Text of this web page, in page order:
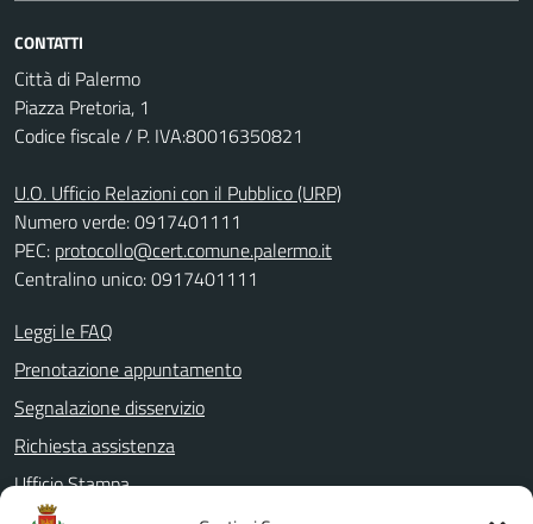
CONTATTI
Città di Palermo
Piazza Pretoria, 1
Codice fiscale / P. IVA:80016350821
U.O. Ufficio Relazioni con il Pubblico (URP)
Numero verde: 0917401111
PEC: protocollo@cert.comune.palermo.it
Centralino unico: 0917401111
Leggi le FAQ
Prenotazione appuntamento
Segnalazione disservizio
Richiesta assistenza
Ufficio Stampa